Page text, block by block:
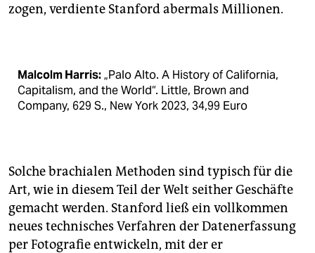
zogen, verdiente Stanford abermals Millionen.
Malcolm Harris:„Palo Alto. A History of California,
Capitalism, and the World“. Little, Brown and
Company, 629 S., New York 2023, 34,99 Euro
Solche brachialen Methoden sind typisch für die
Art, wie in diesem Teil der Welt seither Geschäfte
gemacht werden. Stanford ließ ein vollkommen
neues technisches Verfahren der Datenerfassung
per Fotografie entwickeln, mit der er